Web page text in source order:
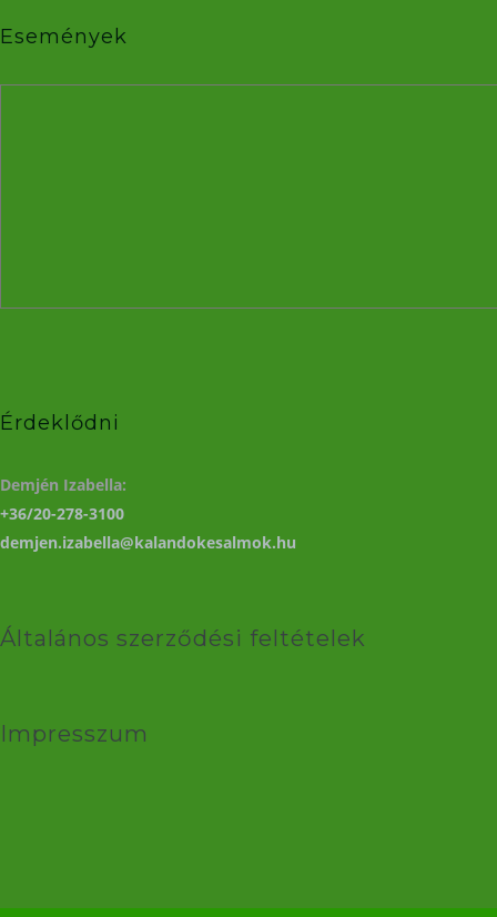
Események
Érdeklődni
Demjén Izabella:
+36/20-278-3100
demjen.izabella@kalandokesalmok.hu
Általános szerződési feltételek
Impresszum